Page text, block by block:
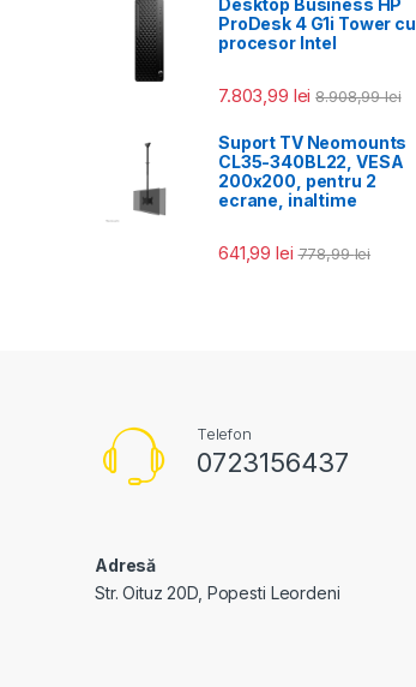
Desktop Business HP
ProDesk 4 G1i Tower cu
procesor Intel
7.803,99 lei 8.908,99lei
Suport TV Neomounts
CL35-340BL22, VESA
200x200, pentru 2
ecrane, inaltime
641,99lei 778,99lei
Telefon
0723156437
Adresă
Str. Oituz 20D, Popesti Leordeni